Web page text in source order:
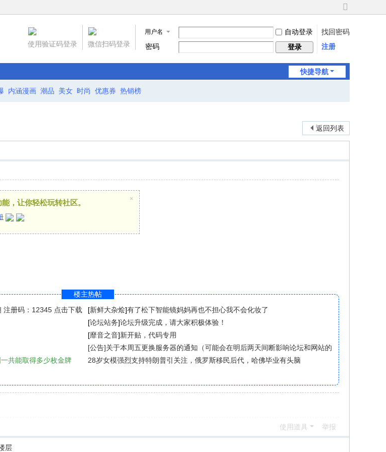
切
到
用户名 自动登录
找回密码
密码
登录 注册
微信扫码登录
使用验证码登录
快捷导航
内涵漫画 潮品 美女 时尚 优惠券 热销榜
返回列表
，让你轻松玩转社区。 ×
楼主热帖
注册码：12345 点击下载
有了松下智能镜妈妈再也不担心我不会化妆了
[新鲜大杂烩]
论坛升级完成，请大家积极体验！
[论坛站务]
新开贴，代码专用
[靡音之音]
[公告]关于本周五更换服务器的通知（可能会在明后两天间断影响论坛和网站的
访问）
[散文随笔]
共能取得多少枚金牌
28岁女模强烈支持特朗普引关注，俄罗斯移民后代，哈佛毕业有头脑
使用道具 举报
层